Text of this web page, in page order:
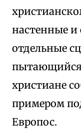
настенные и
отдельные
пытающийся
христиане
примером
Европос.